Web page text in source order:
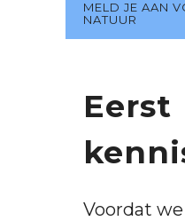
MELD JE AAN
NATUUR
Eerst
Voordat